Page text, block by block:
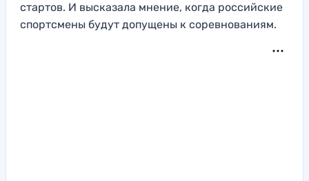
стартов. И высказала мнение, когда российские
спортсмены будут допущены к соревнованиям.